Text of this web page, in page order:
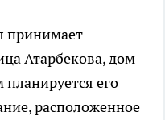
принимает
Атарбекова, дом
его
расположенное